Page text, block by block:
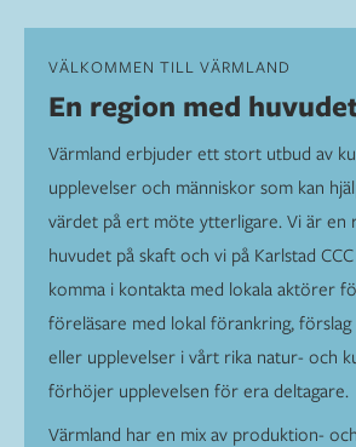
VÄLKOMMEN TILL VÄRMLAND
En region med
Värmland erbjuder ett stort utbud av
upplevelser och människor som kan
värdet på ert möte ytterligare. Vi är en
huvudet på skaft och vi på Karlstad
komma i kontakta med lokala aktörer
föreläsare med lokal förankring,
eller upplevelser i vårt rika natur- och
förhöjer upplevelsen för era deltagare.
Värmland har en mix av produktion-